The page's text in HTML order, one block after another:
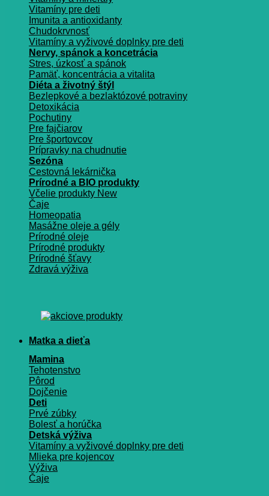
Vitamíny pre deti
Imunita a antioxidanty
Chudokrvnosť
Vitamíny a vyživové doplnky pre deti
Nervy, spánok a koncetrácia
Stres, úzkosť a spánok
Pamäť, koncentrácia a vitalita
Diéta a životný štýl
Bezlepkové a bezlaktózové potraviny
Detoxikácia
Pochutiny
Pre fajčiarov
Pre športovcov
Prípravky na chudnutie
Sezóna
Cestovná lekárnička
Prírodné a BIO produkty
Včelie produkty
Čaje
Homeopatia
Masážne oleje a gély
Prírodné oleje
Prírodné produkty
Prírodné šťavy
Zdravá výživa
Matka a dieťa
Mamina
Tehotenstvo
Pôrod
Dojčenie
Deti
Prvé zúbky
Bolesť a horúčka
Detská výživa
Vitamíny a vyživové doplnky pre deti
Mlieka pre kojencov
Výživa
Čaje